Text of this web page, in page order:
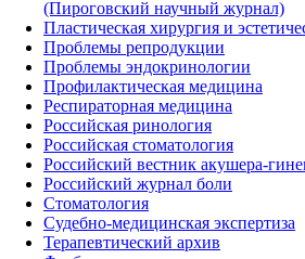
(Пироговский научный журнал)
Пластическая хирургия и
Проблемы репродукции
Проблемы эндокринологии
Профилактическая медицина
Респираторная медицина
Российская ринология
Российская стоматология
Российский вестник акушера-
Российский журнал боли
Стоматология
Судебно-медицинская экспертиза
Терапевтический архив